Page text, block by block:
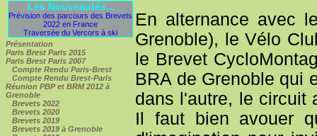
Les Nouveautés...
Prévision des parcours des Brevets
2022 en France
Traversée du Vercors à ski
Présentation
Paris Brest Paris 2015
Paris Brest Paris 2007
Compte Rendu Paris-Brest
Compte Rendu Brest-Paris
Réunion PBP et BRM 2012 à
Grenoble
Brevets 2022
Brevets 2020
Brevets 2019
Brevets 2019 à Grenoble
En alternance avec
Grenoble), le Vélo
le Brevet
BRA de Grenoble qui
dans l'autre, le circuit
Il faut bien avouer